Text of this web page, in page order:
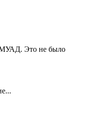
МУАД. Это не было